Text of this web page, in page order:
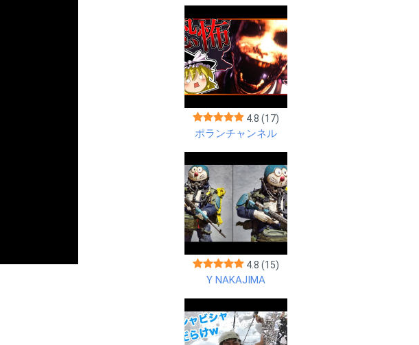
4.8 (17)
ポランチャンネル
4.8 (15)
Y NAKAJIMA